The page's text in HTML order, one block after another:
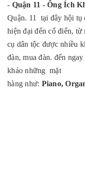
- Quận 11 - Ông Ích
Quận. 11 tại đây hội tụ
hiện đại đến cổ điển, từ
cụ dân tộc được nhiều
đàn, mua đàn. đến ngay
khảo những mặt
hàng như: Piano,